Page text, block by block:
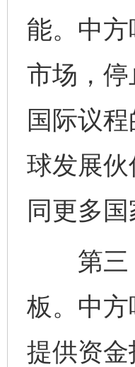
能。中
市场，
国际议
球发展
同更多
第三，
板。中
提供资